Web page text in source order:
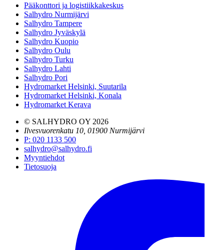
Pääkonttori ja logistiikkakeskus
Salhydro Nurmijärvi
Salhydro Tampere
Salhydro Jyväskylä
Salhydro Kuopio
Salhydro Oulu
Salhydro Turku
Salhydro Lahti
Salhydro Pori
Hydromarket Helsinki, Suutarila
Hydromarket Helsinki, Konala
Hydromarket Kerava
© SALHYDRO OY 2026
Ilvesvuorenkatu 10, 01900 Nurmijärvi
P: 020 1133 500
salhydro@salhydro.fi
Myyntiehdot
Tietosuoja